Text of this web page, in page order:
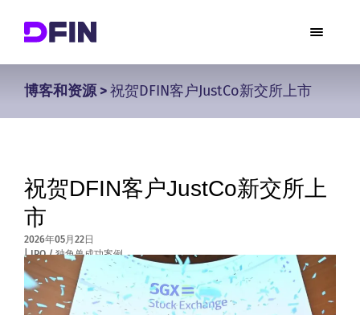
博客和资源>祝贺DFIN客户JustCo新交所上市
祝贺DFIN客户JustCo新交所上
市
2026年05月22日
| IPO / 独角兽成功案例